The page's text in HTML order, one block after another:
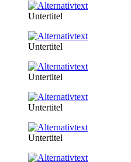
Untertitel
Untertitel
Untertitel
Untertitel
Untertitel